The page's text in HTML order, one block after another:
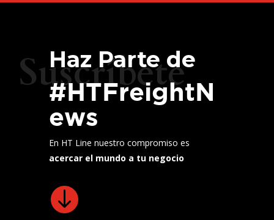
Suscríbete
Haz Parte de
#HTFreightN
ews
En HT Line nuestro compromiso es
acercar el mundo a tu negocio
